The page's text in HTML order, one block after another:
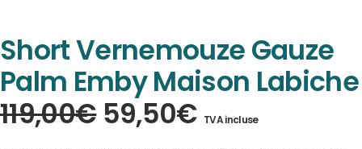
Short Vernemouze Gauze
Palm Emby Maison Labiche
119,00€ Le
59,50€Le
TVA incluse